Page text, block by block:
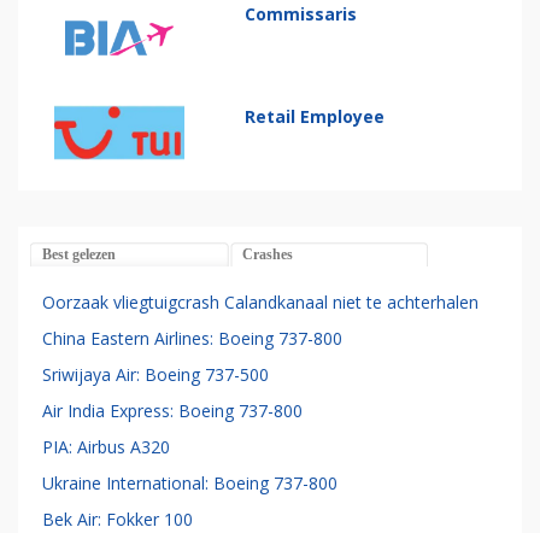
Commissaris
Retail Employee
Best gelezen Crashes
Oorzaak vliegtuigcrash Calandkanaal niet te achterhalen
China Eastern Airlines: Boeing 737-800
Sriwijaya Air: Boeing 737-500
Air India Express: Boeing 737-800
PIA: Airbus A320
Ukraine International: Boeing 737-800
Bek Air: Fokker 100